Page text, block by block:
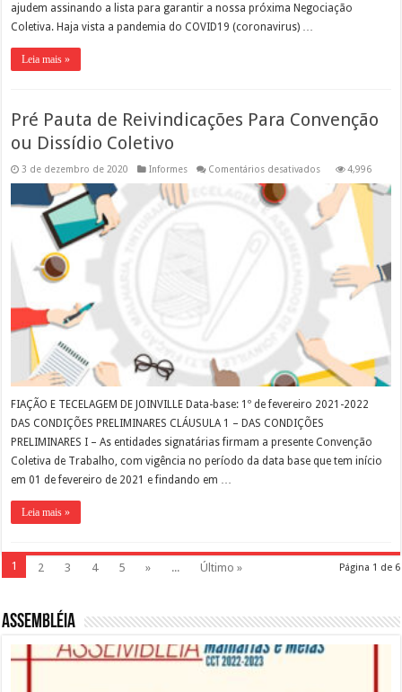
ajudem assinando a lista para garantir a nossa próxima Negociação
Coletiva. Haja vista a pandemia do COVID19 (coronavirus) …
Leia mais »
Pré Pauta de Reivindicações Para Convenção
ou Dissídio Coletivo
3 de dezembro de 2020 Informes Comentários desativadosem
Pauta
de
Reivindicações
Para
Convenção
Coletivo
4,996
FIAÇÃO E TECELAGEM DE JOINVILLE Data-base: 1º de fevereiro 2021-2022
DAS CONDIÇÕES PRELIMINARES CLÁUSULA 1 – DAS CONDIÇÕES
PRELIMINARES I – As entidades signatárias firmam a presente Convenção
Coletiva de Trabalho, com vigência no período da data base que tem início
em 01 de fevereiro de 2021 e findando em …
Leia mais »
Página 1 de 6
1 2 3 4 5 » ... Último »
Assembléia